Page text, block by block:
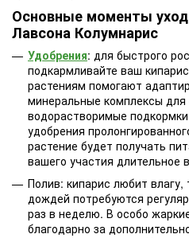
Основные моменты
Лавсона Колумнарис
Удобрения: для быстрого
подкармливайте ваш
растениям помогают
минеральные комплексы
водорастворимые
удобрения
растение будет получать
вашего участия длительное
Полив: кипарис любит влагу,
дождей потребуются
раз в неделю. В особо
благодарно за